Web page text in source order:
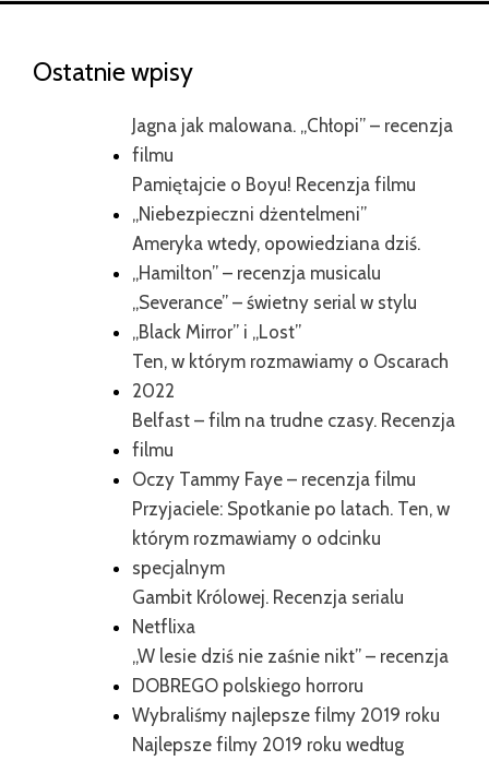
Ostatnie wpisy
Jagna jak malowana. „Chłopi” – recenzja
filmu
Pamiętajcie o Boyu! Recenzja filmu
„Niebezpieczni dżentelmeni”
Ameryka wtedy, opowiedziana dziś.
„Hamilton” – recenzja musicalu
„Severance” – świetny serial w stylu
„Black Mirror” i „Lost”
Ten, w którym rozmawiamy o Oscarach
2022
Belfast – film na trudne czasy. Recenzja
filmu
Oczy Tammy Faye – recenzja filmu
Przyjaciele: Spotkanie po latach. Ten, w
którym rozmawiamy o odcinku
specjalnym
Gambit Królowej. Recenzja serialu
Netflixa
„W lesie dziś nie zaśnie nikt” – recenzja
DOBREGO polskiego horroru
Wybraliśmy najlepsze filmy 2019 roku
Najlepsze filmy 2019 roku według